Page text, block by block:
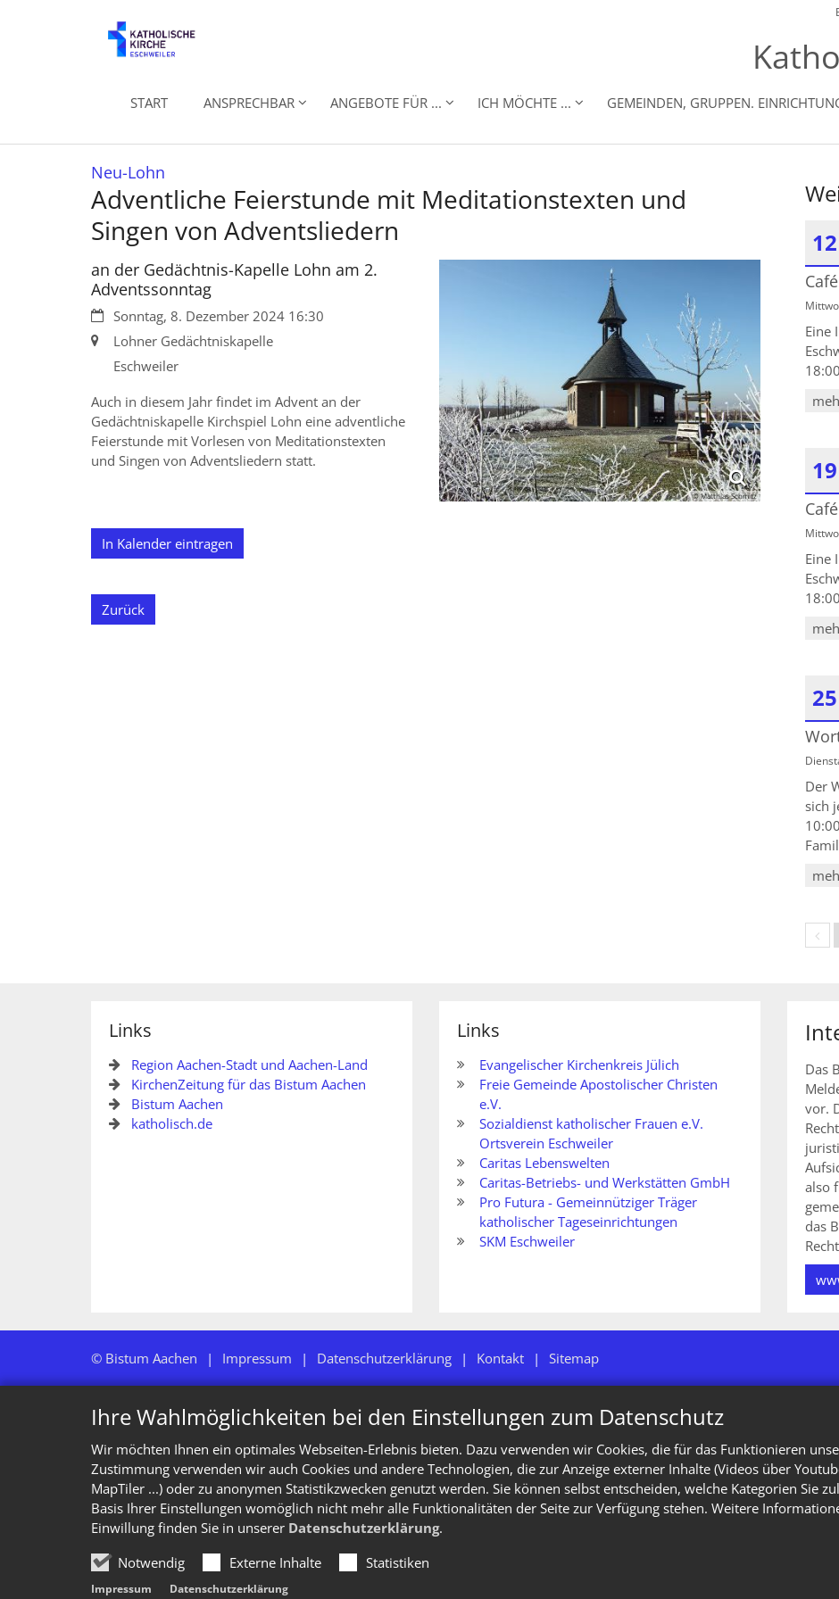
Ihre Wahlmöglichkeiten bei den Einstellungen zum Datenschutz
Wir möchten Ihnen ein optimales Webseiten-Erlebnis bieten. Dazu verwenden wir Cookies, die für das Funktionieren
Zustimmung verwenden wir auch Cookies und andere Technologien, die zur Anzeige externer Inhalte (Videos über
MapTiler ...) oder zu anonymen Statistikzwecken genutzt werden. Sie können selbst entscheiden, welche Kategorien Sie
Basis Ihrer Einstellungen womöglich nicht mehr alle Funktionalitäten der Seite zur Verfügung stehen. Weitere
Einwillung finden Sie in unserer Datenschutzerklärung.
Notwendig
Externe Inhalte Statistiken
Impressum Datenschutzerklärung
START ANSPRECHBAR ANGEBOTE FÜR ... ICH MÖCHTE ... GEMEINDEN, GRUPPEN.
Neu-Lohn
Adventliche Feierstunde mit Meditationstexten und
Singen von Adventsliedern
© Matthias Schmitz
an der Gedächtnis-Kapelle Lohn am 2.
Adventssonntag
Datum:Sonntag, 8. Dezember 2024 16:30
Ort: Lohner Gedächtniskapelle
Eschweiler
Auch in diesem Jahr findet im Advent an der
Gedächtniskapelle Kirchspiel Lohn eine adventliche
Feierstunde mit Vorlesen von Meditationstexten
und Singen von Adventsliedern statt.
In Kalender eintragen
Zurück
12
Eine
19
Eine
25
Der
sich
Links
Region Aachen-Stadt und Aachen-Land
KirchenZeitung für das Bistum Aachen
Bistum Aachen
katholisch.de
Links
Evangelischer Kirchenkreis Jülich
Freie Gemeinde Apostolischer Christen
e.V.
Sozialdienst katholischer Frauen e.V.
Ortsverein Eschweiler
Caritas Lebenswelten
Caritas-Betriebs- und Werkstätten GmbH
Pro Futura - Gemeinnütziger Träger
katholischer Tageseinrichtungen
SKM Eschweiler
Das
vor.
also
das
© Bistum Aachen Impressum Datenschutzerklärung Kontakt Sitemap